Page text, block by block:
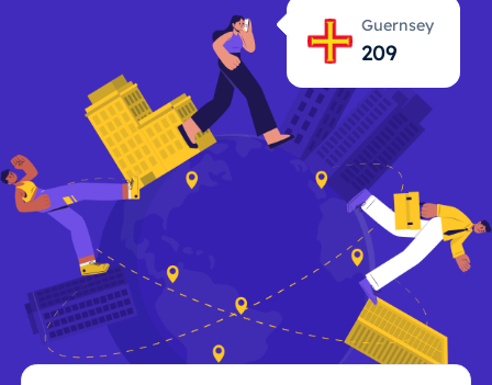
Guernsey
209